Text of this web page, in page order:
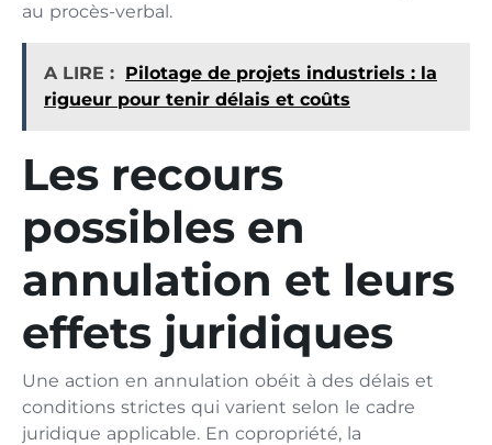
au procès-verbal.
A LIRE : Pilotage de projets industriels : la
rigueur pour tenir délais et coûts
Les recours
possibles en
annulation et leurs
effets juridiques
Une action en annulation obéit à des délais et
conditions strictes qui varient selon le cadre
juridique applicable. En copropriété, la